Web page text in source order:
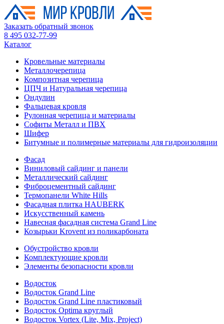
Заказать обратный звонок
8 495 032-77-99
Каталог
Кровельные материалы
Металлочерепица
Композитная черепица
ЦПЧ и Натуральная черепица
Ондулин
Фальцевая кровля
Рулонная черепица и материалы
Софиты Металл и ПВХ
Шифер
Битумные и полимерные материалы для гидроизоляции
Фасад
Виниловый сайдинг и панели
Металлический сайдинг
Фиброцементный сайдинг
Термопанели White Hills
Фасадная плитка HAUBERK
Искусственный камень
Навесная фасадная система Grand Line
Козырьки Krovent из поликарбоната
Обустройство кровли
Комплектующие кровли
Элементы безопасности кровли
Водосток
Водосток Grand Line
Водосток Grand Line пластиковый
Водосток Optima круглый
Водосток Vortex (Lite, Mix, Project)